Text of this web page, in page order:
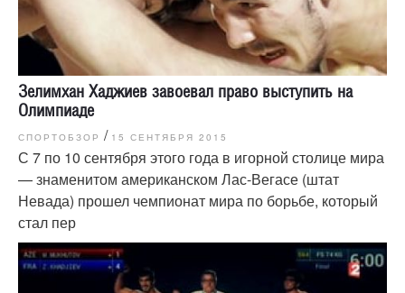
Зелимхан Хаджиев завоевал право выступить на
Олимпиаде
СПОРТОБЗОР / 15 СЕНТЯБРЯ 2015
С 7 по 10 сентября этого года в игорной столице мира
— знаменитом американском Лас-Вегасе (штат
Невада) прошел чемпионат мира по борьбе, который
стал пер